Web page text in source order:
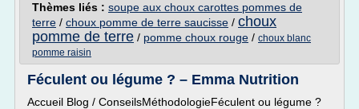
Thèmes liés : soupe aux choux carottes pommes de
terre / choux pomme de terre saucisse / choux
pomme de terre / pomme choux rouge / choux blanc
pomme raisin
Féculent ou légume ? – Emma Nutrition
Accueil Blog / ConseilsMéthodologieFéculent ou légume ?